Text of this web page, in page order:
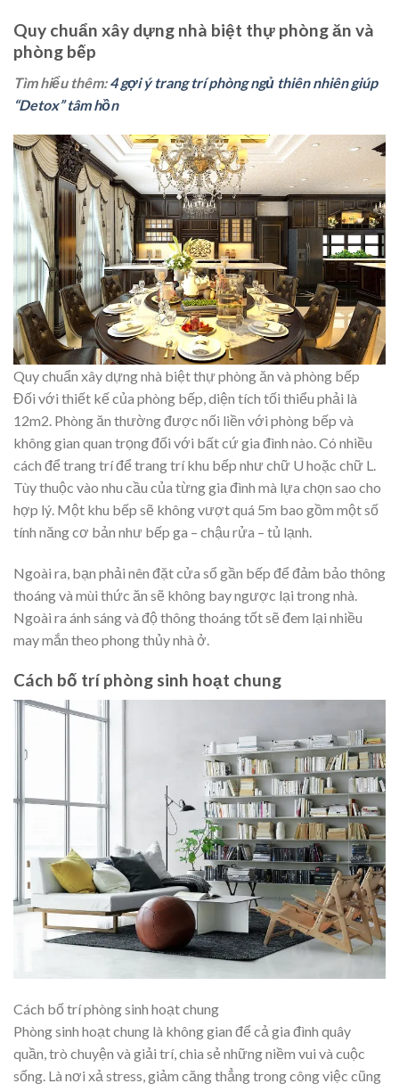
Quy chuẩn xây dựng nhà biệt thự phòng ăn và
phòng bếp
Tìm hiểu thêm:4 gợi ý trang trí phòng ngủ thiên nhiên giúp
“Detox” tâm hồn
Quy chuẩn xây dựng nhà biệt thự phòng ăn và phòng bếp
Đối với thiết kế của phòng bếp, diện tích tối thiểu phải là
12m2. Phòng ăn thường được nối liền với phòng bếp và
không gian quan trọng đối với bất cứ gia đình nào. Có nhiều
cách để trang trí để trang trí khu bếp như chữ U hoặc chữ L.
Tùy thuộc vào nhu cầu của từng gia đình mà lựa chọn sao cho
hợp lý. Một khu bếp sẽ không vượt quá 5m bao gồm một số
tính năng cơ bản như bếp ga – chậu rửa – tủ lạnh.
Ngoài ra, bạn phải nên đặt cửa sổ gần bếp để đảm bảo thông
thoáng và mùi thức ăn sẽ không bay ngược lại trong nhà.
Ngoài ra ánh sáng và độ thông thoáng tốt sẽ đem lại nhiều
may mắn theo phong thủy nhà ở.
Cách bố trí phòng sinh hoạt chung
Cách bố trí phòng sinh hoạt chung
Phòng sinh hoạt chung là không gian để cả gia đình quây
quần, trò chuyện và giải trí, chia sẻ những niềm vui và cuộc
sống. Là nơi xả stress, giảm căng thẳng trong công việc cũng